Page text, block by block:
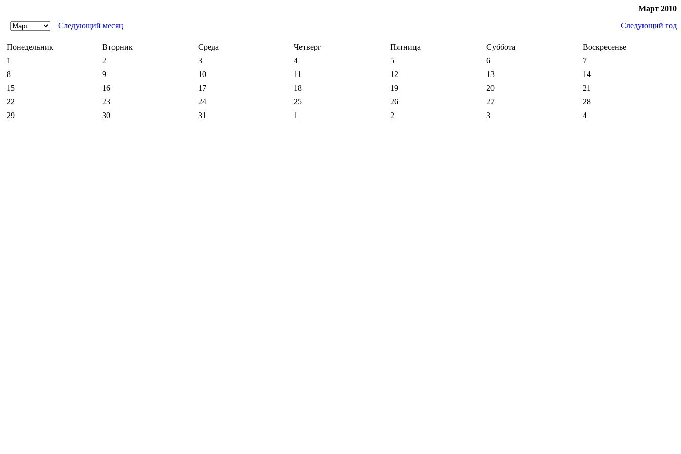
Март 2010
Следующий месяц
Следующий год
Понедельник Вторник Среда Четверг Пятница Суббота
Воскресенье
1
2 3 4 5 6
7
8
9 10 11 12 13
14
15
16 17 18 19 20
21
22
23 24 25 26 27
28
29
30 31 1 2 3 4